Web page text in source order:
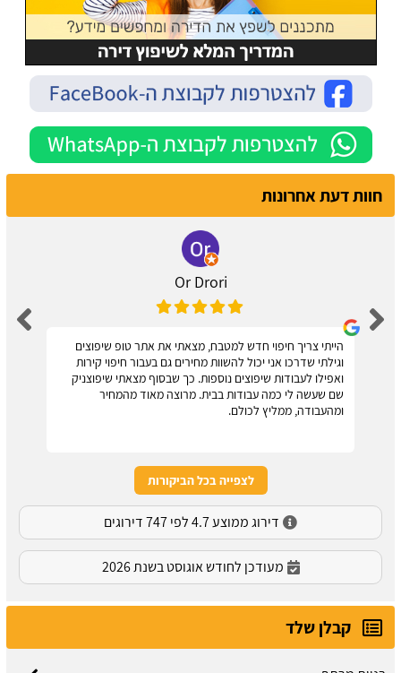
חוות דעת אחרונות
Or Drori
הייתי צריך חיפוי חדש למטבח, מצאתי את אתר טופ שיפוצים
וגילתי שדרכו אני יכול להשוות מחירים גם בעבור חיפוי קירות
ואפילו לעבודות שיפוצים נוספות. כך שבסוף מצאתי שיפוצניק
שם שעשה לי כמה עבודות בבית. מרוצה מאוד מהמחיר
ומהעבודה, ממליץ לכולם.
לצפייה בכל הביקורות
דירוג ממוצע 4.7 לפי 747 דירוגים
מעודכן לחודש אוגוסט בשנת 2026
קבלן שלד